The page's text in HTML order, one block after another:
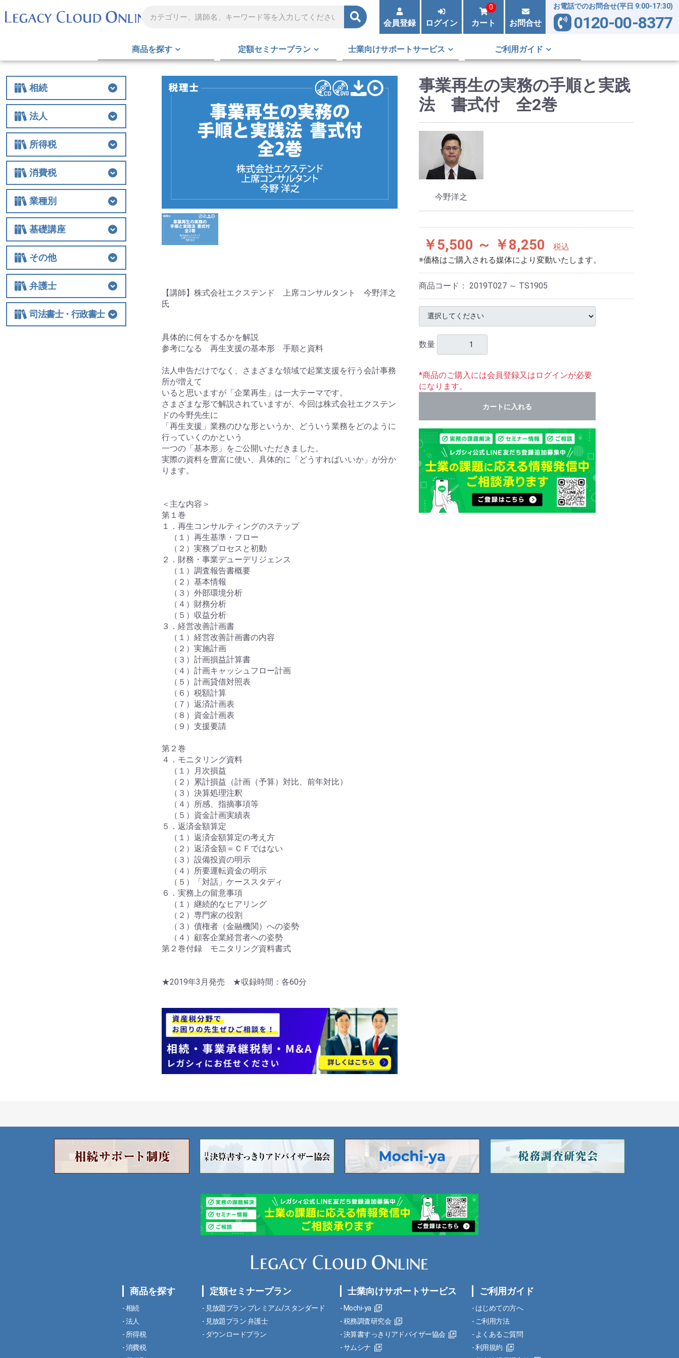
会員登録 ログイン カート
0
お問合せ
お電話でのお問合せ(平日 9:00-17:30)
0120-00-8377
商品を探す 定額セミナープラン 士業向けサポートサービス ご利用ガイド
相続
相続
相続税
贈与
財産評価
事業承継
不動産
生前対策
税務調査
その他
法人
法人
法人税
経費
役員関連
特例
組織再編
解散・清算
税務調査
その他
所得税
所得税
所得税
譲渡
税務調査
その他
消費税
消費税
消費税
税務調査
その他
業種別
業種別
医業
農業
非営利法人
介護
税務調査
その他の業種
基礎講座
基礎講座
相続税
法人関連
その他
その他
士業経営
国際税務
保険
税制改正全般
ビジネス
借地権
弁護士
弁護士
相続
交通事故
離婚
労働
不動産・建築
債権回収
民事訴訟
顧客対応・顧問契約
事務所経営・運営
その他
司法書士・行政書士
【講師】株式会社エクステンド 上席コンサルタント 今野洋之
氏
具体的に何をするかを解説
参考になる 再生支援の基本形 手順と資料
法人申告だけでなく、さまざまな領域で起業支援を行う会計事務
所が増えて
いると思いますが「企業再生」は一大テーマです。
さまざまな形で解説されていますが、今回は株式会社エクステン
ドの今野先生に
「再生支援」業務のひな形というか、どういう業務をどのように
行っていくのかという
一つの「基本形」をご公開いただきました。
実際の資料を豊富に使い、具体的に「どうすればいいか」が分か
ります。
＜主な内容＞
第１巻
１．再生コンサルティングのステップ
（１）再生基準・フロー
（２）実務プロセスと初動
２．財務・事業デューデリジェンス
（１）調査報告書概要
（２）基本情報
（３）外部環境分析
（４）財務分析
（５）収益分析
３．経営改善計画書
（１）経営改善計画書の内容
（２）実施計画
（３）計画損益計算書
（４）計画キャッシュフロー計画
（５）計画貸借対照表
（６）税額計算
（７）返済計画表
（８）資金計画表
（９）支援要請
第２巻
４．モニタリング資料
（１）月次損益
（２）累計損益（計画（予算）対比、前年対比）
（３）決算処理注釈
（４）所感、指摘事項等
（５）資金計画実績表
５．返済金額算定
（１）返済金額算定の考え方
（２）返済金額＝ＣＦではない
（３）設備投資の明示
（４）所要運転資金の明示
（５）「対話」ケーススタディ
６．実務上の留意事項
（１）継続的なヒアリング
（２）専門家の役割
（３）債権者（金融機関）への姿勢
（４）顧客企業経営者への姿勢
第２巻付録 モニタリング資料書式
★2019年3月発売 ★収録時間：各60分
事業再生の実務の手順と実践
法 書式付 全2巻
今野洋之
￥5,500 ～ ￥8,250
税込
※価格はご購入される媒体により変動いたします。
商品コード： 2019T027 ～ TS1905
数量
*商品のご購入には会員登録又はログインが必要
になります。
カートに入れる
商品を探す
相続
法人
所得税
消費税
定額セミナープラン
見放題プラン プレミアム/スタンダード
見放題プラン 弁護士
ダウンロードプラン
士業向けサポートサービス
Mochi-ya
税務調査研究会
決算書すっきりアドバイザー協会
サムシナ
ご利用ガイド
はじめての方へ
ご利用方法
よくあるご質問
利用規約